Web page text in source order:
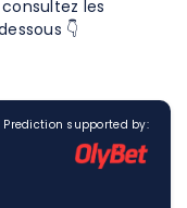
les
👇
Prediction supported by: